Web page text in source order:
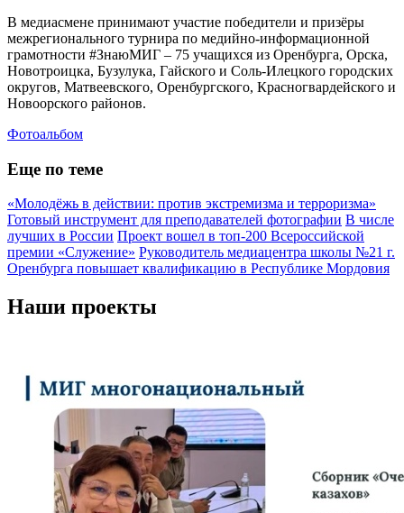
В медиасмене принимают участие победители и призёры
межрегионального турнира по медийно-информационной
грамотности #ЗнаюМИГ – 75 учащихся из Оренбурга, Орска,
Новотроицка, Бузулука, Гайского и Соль-Илецкого городских
округов, Матвеевского, Оренбургского, Красногвардейского и
Новоорского районов.
Фотоальбом
Еще по теме
«Молодёжь в действии: против экстремизма и терроризма»
Готовый инструмент для преподавателей фотографии В числе
лучших в России Проект вошел в топ-200 Всероссийской
премии «Служение» Руководитель медиацентра школы №21 г.
Оренбурга повышает квалификацию в Республике Мордовия
Наши проекты